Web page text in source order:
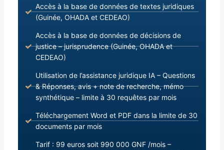
Accès à la base de données de textes juridiques
(Guinée, OHADA et CEDEAO)
Accès à la base de données de décisions de
justice – jurisprudence (Guinée, OHADA et
CEDEAO)
Utilisation de l’assistance juridique IA – Questions
& Réponses, avis + note de recherche, mémo
synthétique – limite à 30 requêtes par mois
Téléchargement Word et PDF dans la limite de 30
documents par mois
Tarif : 99 euros soit 990 000 GNF /mois –